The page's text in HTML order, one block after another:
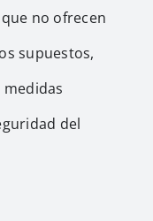
no ofrecen
supuestos,
medidas
del